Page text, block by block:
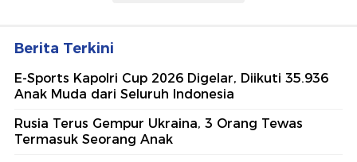
Berita Terkini
E-Sports Kapolri Cup 2026 Digelar, Diikuti 35.936
Anak Muda dari Seluruh Indonesia
Rusia Terus Gempur Ukraina, 3 Orang Tewas
Termasuk Seorang Anak